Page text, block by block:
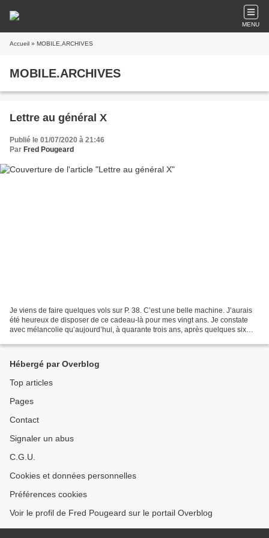
MENU
Accueil » MOBILE.ARCHIVES
MOBILE.ARCHIVES
Lettre au général X
Publié le 01/07/2020 à 21:46
Par Fred Pougeard
Je viens de faire quelques vols sur P. 38. C’est une belle machine. J’aurais
été heureux de disposer de ce cadeau-là pour mes vingt ans. Je constate
avec mélancolie qu’aujourd’hui, à quarante trois ans, après quelques six
Hébergé par Overblog
Top articles
Pages
Contact
Signaler un abus
C.G.U.
Cookies et données personnelles
Préférences cookies
Voir le profil de Fred Pougeard sur le portail Overblog